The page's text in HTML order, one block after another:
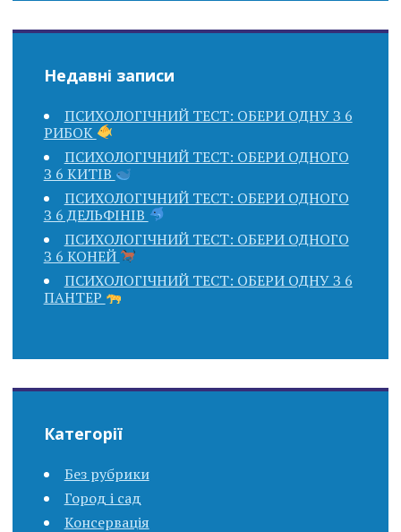
Недавні записи
ПСИХОЛОГІЧНИЙ ТЕСТ: ОБЕРИ ОДНУ З 6
РИБОК
ПСИХОЛОГІЧНИЙ ТЕСТ: ОБЕРИ ОДНОГО
З 6 КИТІВ
ПСИХОЛОГІЧНИЙ ТЕСТ: ОБЕРИ ОДНОГО
З 6 ДЕЛЬФІНІВ
ПСИХОЛОГІЧНИЙ ТЕСТ: ОБЕРИ ОДНОГО
З 6 КОНЕЙ
ПСИХОЛОГІЧНИЙ ТЕСТ: ОБЕРИ ОДНУ З 6
ПАНТЕР
Категорії
Без рубрики
Город і сад
Консервація